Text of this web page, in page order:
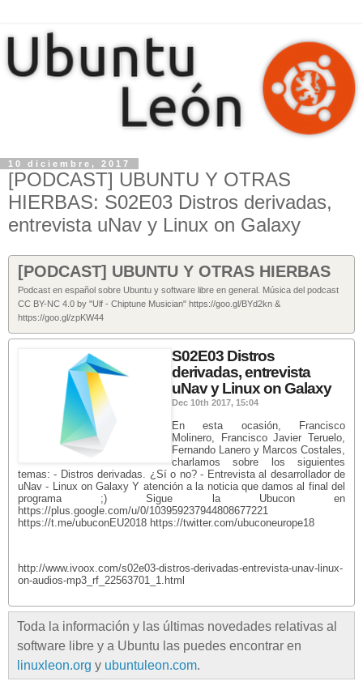
10 diciembre, 2017
[PODCAST] UBUNTU Y OTRAS
HIERBAS: S02E03 Distros derivadas,
entrevista uNav y Linux on Galaxy
[PODCAST] UBUNTU Y OTRAS HIERBAS
Podcast en español sobre Ubuntu y software libre en general. Música del podcast
CC BY-NC 4.0 by "Ulf - Chiptune Musician" https://goo.gl/BYd2kn &
https://goo.gl/zpKW44
S02E03 Distros
derivadas, entrevista
uNav y Linux on Galaxy
Dec 10th 2017, 15:04
En esta ocasión, Francisco
Molinero, Francisco Javier Teruelo,
Fernando Lanero y Marcos Costales,
charlamos sobre los siguientes
temas: - Distros derivadas. ¿Sí o no? - Entrevista al desarrollador de
uNav - Linux on Galaxy Y atención a la noticia que damos al final del
programa ;) Sigue la Ubucon en
https://plus.google.com/u/0/103959237944808677221
https://t.me/ubuconEU2018 https://twitter.com/ubuconeurope18
http://www.ivoox.com/s02e03-distros-derivadas-entrevista-unav-linux-
on-audios-mp3_rf_22563701_1.html
Toda la información y las últimas novedades relativas al
software libre y a Ubuntu las puedes encontrar en
linuxleon.org y ubuntuleon.com.